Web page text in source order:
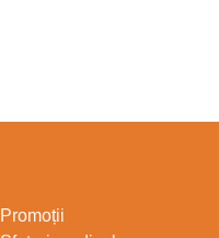
Promoții